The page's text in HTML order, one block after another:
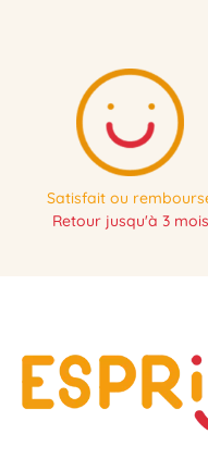
Satisfait ou
Retour jusqu'à 3 mois